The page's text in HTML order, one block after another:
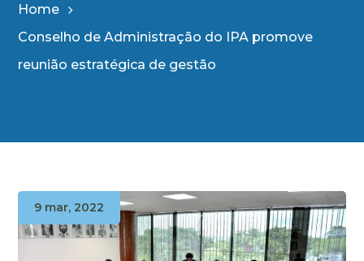
Home
Conselho de Administração do IPA promove
reunião estratégica de gestão
9 mar, 2022